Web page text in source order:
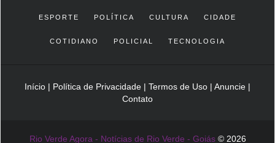
ESPORTE POLÍTICA CULTURA CIDADE
COTIDIANO POLICIAL TECNOLOGIA
Início | Política de Privacidade | Termos de Uso | Anuncie |
Contato
Rio Verde Agora - Notícias de Rio Verde - Goiás© 2026